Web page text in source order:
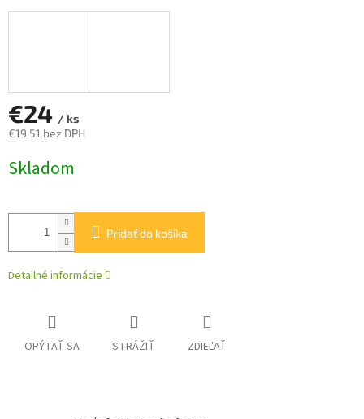
€24 / ks
€19,51 bez DPH
cena:
Skladom
Pridať do košíka
Detailné informácie
OPÝTAŤ SA STRÁŽIŤ ZDIEĽAŤ